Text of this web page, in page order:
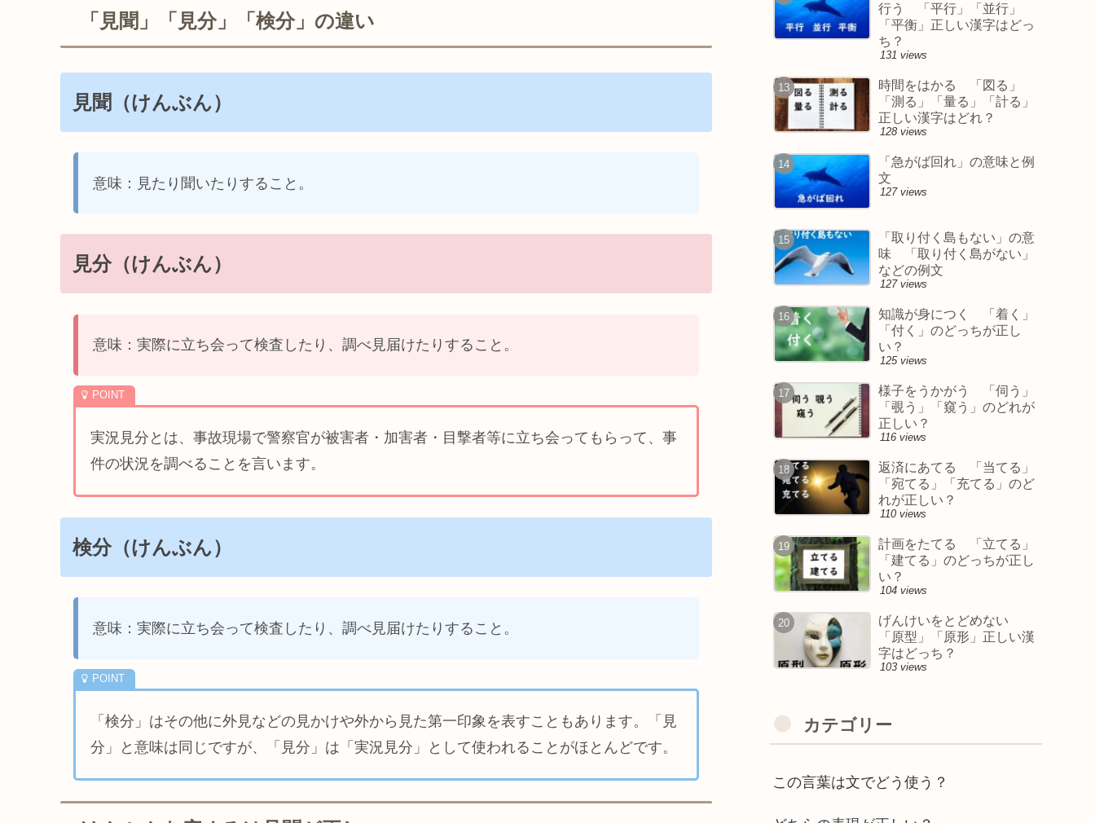
「見聞」「見分」「検分」の違い
見聞（けんぶん）
意味：見たり聞いたりすること。
見分（けんぶん）
意味：実際に立ち会って検査したり、調べ見届けたりすること。
実況見分とは、事故現場で警察官が被害者・加害者・目撃者等に立ち会ってもらって、事
件の状況を調べることを言います。
検分（けんぶん）
意味：実際に立ち会って検査したり、調べ見届けたりすること。
「検分」はその他に外見などの見かけや外から見た第一印象を表すこともあります。「見
分」と意味は同じですが、「見分」は「実況見分」として使われることがほとんどです。
行う 「平行」「並行」
「平衡」正しい漢字はどっ
ち？
131 views
時間をはかる 「図る」
「測る」「量る」「計る」
正しい漢字はどれ？
128 views
「急がば回れ」の意味と例
文
127 views
「取り付く島もない」の意
味 「取り付く島がない」
などの例文
127 views
知識が身につく 「着く」
「付く」のどっちが正し
い？
125 views
様子をうかがう 「伺う」
「覗う」「窺う」のどれが
正しい？
116 views
返済にあてる 「当てる」
「宛てる」「充てる」のど
れが正しい？
110 views
計画をたてる 「立てる」
「建てる」のどっちが正し
い？
104 views
げんけいをとどめない
「原型」「原形」正しい漢
字はどっち？
103 views
カテゴリー
この言葉は文でどう使う？